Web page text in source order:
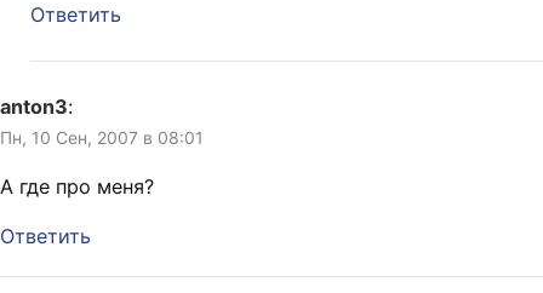
Ответить
anton3:
Пн, 10 Сен, 2007 в 08:01
А где про меня?
Ответить